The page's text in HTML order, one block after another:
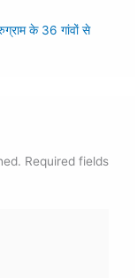
के 36 गांवों से
Required fields